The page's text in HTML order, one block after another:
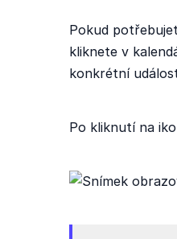
Pokud
kliknete v
konkrétní
Po kliknutí na